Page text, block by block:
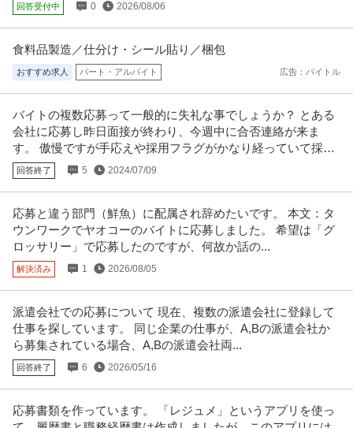
回答受付中 0 2026/08/06
食料品製造／仕分け・シール貼り／梱包
おすすめ求人 パート・アルバイト 広告：バイトル
バイトの複数応募って一般的に失礼な事でしょうか？ とある
会社に応募し昨日面接が終わり、今週中に合否連絡が来ま
す。 傲慢ですが手応えや採用フラグがかなり経っていて採用
の可能性が高いです。
回答終了 5 2024/07/09
応募と違う部門（鮮魚）に配属され辞めたいです。 本文：タ
ウンワークでヤオコーのバイトに応募しました。 希望は「グ
ロッサリー」で応募したのですが、何故か話の...
解決済み 1 2026/08/05
派遣会社での応募について 現在、複数の派遣会社に登録して
仕事を探しています。 同じ企業の仕事が、A,Bの派遣会社か
ら募集されている場合、A,Bの派遣会社両...
回答終了 6 2026/05/16
応募書類を作っています。 「レジュメ」というアプリを使っ